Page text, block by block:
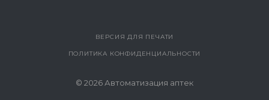
ВЕРСИЯ ДЛЯ ПЕЧАТИ
ПОЛИТИКА КОНФИДЕНЦИАЛЬНОСТИ
© 2026 Автоматизация аптек